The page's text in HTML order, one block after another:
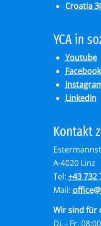
Croatia
YCA in
Youtube
Facebook
LinkedIn
Kon­takt
A-4020 Linz
Tel: +43 732
Mail: office@
Wir sind für
Di. - Fr.